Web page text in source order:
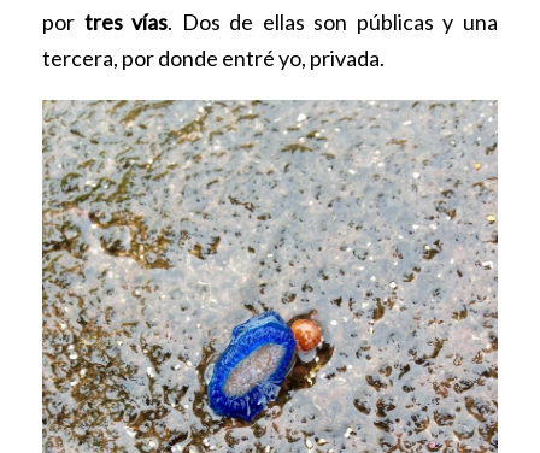
por tres vías. Dos de ellas son públicas y una
tercera, por donde entré yo, privada.